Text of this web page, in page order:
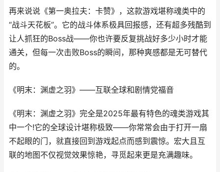
再来说说《第一奥拉夫：卡赞》，这款游戏堪称魂类中的
“战斗天花板”。它的战斗体系极具回报感，还有超多残酷到
让人抓狂的Boss战——你也许要反复挑战好多少小时才能
通关，但每一次击败Boss的瞬间，那种爽感都是无可替代
的。
《明末：渊虚之羽》——互联全球和剧情党福音
《明末：渊虚之羽》完全是2025年最有特色的魂类游戏其
中一个!它的全球设计堪称极致——你常常会由于打开一扇
不起眼的门，就直接回到游戏起点而感到震惊。宏大且互
联的地图不仅视觉效果惊艳，寻觅起来更是充满趣味。